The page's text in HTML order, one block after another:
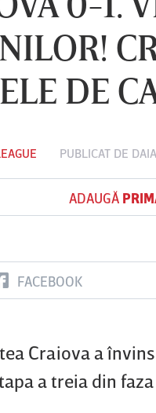
DE
PUBLICAT DE
ADAUGĂ
FACEBOOK
Craiova a
a treia din
LUNI 10 AUG,
Sepsi OSK